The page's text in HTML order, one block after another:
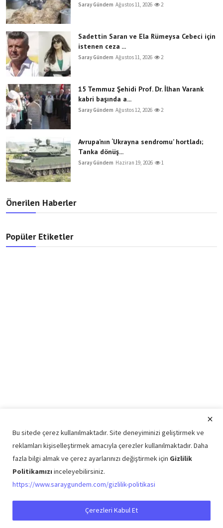
Saray Gündem Ağustos 11, 2026 2
Sadettin Saran ve Ela Rümeysa Cebeci için
istenen ceza ...
Saray Gündem Ağustos 11, 2026 2
15 Temmuz Şehidi Prof. Dr. İlhan Varank
kabri başında a...
Saray Gündem Ağustos 12, 2026 2
Avrupa’nın ‘Ukrayna sendromu’ hortladı;
Tanka dönüş...
Saray Gündem Haziran 19, 2026 1
Önerilen Haberler
Popüler Etiketler
Copyright © 2026 Saray Gündem Tüm Hakları Saklıdır.
Künye Şartlar ve Koşullar Gizlilik Politikası İletişim
Bu sitede çerez kullanılmaktadır. Site deneyiminizi geliştirmek ve
reklamları kişiselleştirmek amacıyla çerezler kullanılmaktadır. Daha
fazla bilgi almak ve çerez ayarlarınızı değiştirmek için Gizlilik
Politikamızı inceleyebilirsiniz.
https://www.saraygundem.com/gizlilik-politikasi
Çerezleri Kabul Et